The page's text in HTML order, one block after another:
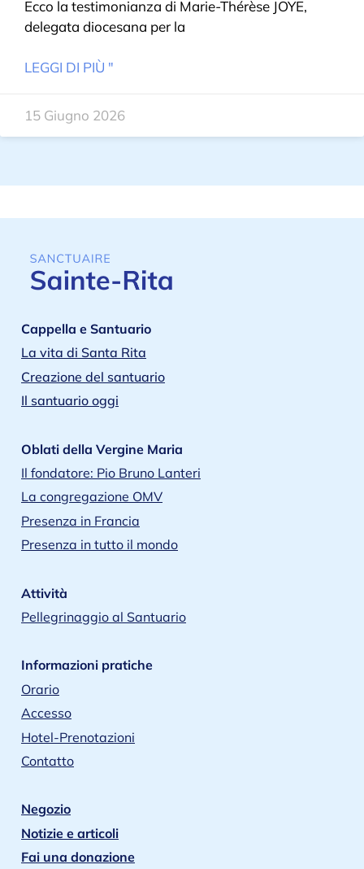
Ecco la testimonianza di Marie-Thérèse JOYE,
delegata diocesana per la
LEGGI DI PIÙ "
15 Giugno 2026
Cappella e Santuario
La vita di Santa Rita
Creazione del santuario
Il santuario oggi
Oblati della Vergine Maria
Il fondatore: Pio Bruno Lanteri
La congregazione OMV
Presenza in Francia
Presenza in tutto il mondo
Attività
Pellegrinaggio al Santuario
Informazioni pratiche
Orario
Accesso
Hotel-Prenotazioni
Contatto
Negozio
Notizie e articoli
Fai una donazione